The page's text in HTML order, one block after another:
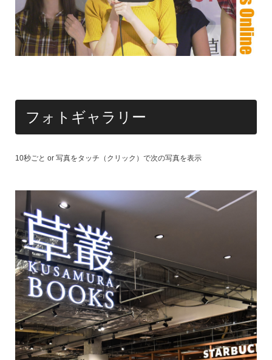
フォトギャラリー
10秒ごと or 写真をタッチ（クリック）で次の写真を表示